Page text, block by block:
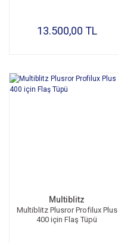
13.500,00 TL
Multiblitz
Multiblitz Plusror Profilux Plus
400 için Flaş Tüpü